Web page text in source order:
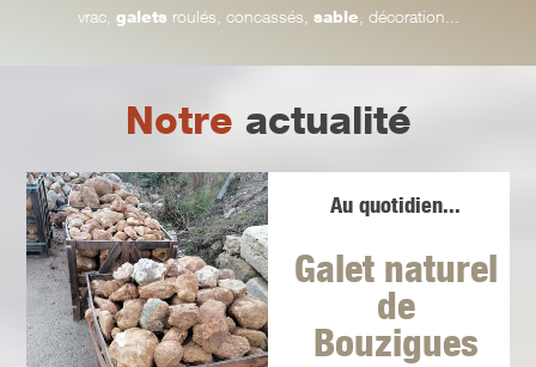
vrac, galetsroulés, concassés, sable , décoration...
Notre actualité
Au quotidien...
Galet naturel
de
Bouzigues